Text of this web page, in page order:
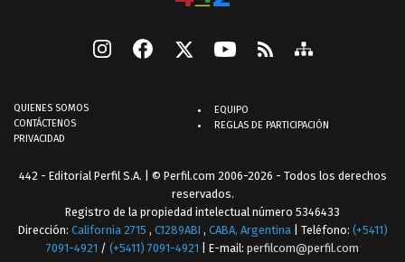
QUIENES SOMOS
CONTÁCTENOS
PRIVACIDAD
EQUIPO
REGLAS DE PARTICIPACIÓN
442 - Editorial Perfil S.A. | © Perfil.com 2006-2026 - Todos los derechos
reservados.
Registro de la propiedad intelectual número 5346433
Dirección: California 2715 , C1289ABI , CABA, Argentina | Teléfono: (+5411)
7091-4921 / (+5411) 7091-4921 | E-mail: perfilcom@perfil.com